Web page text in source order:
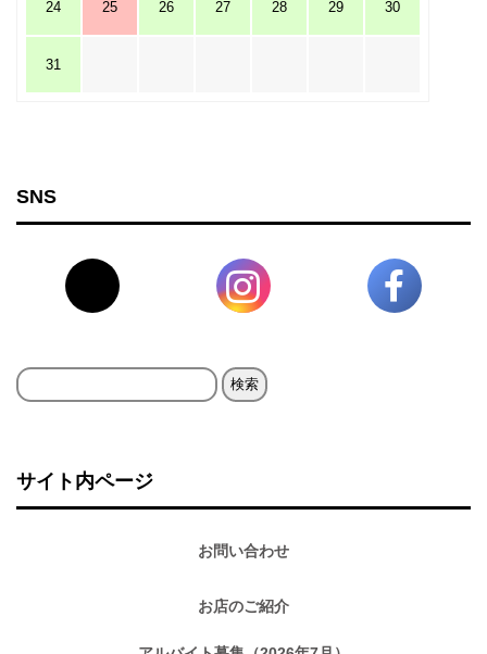
24 25 26 27 28 29 30
31
SNS
検
サイト内ページ
お問い合わせ
お店のご紹介